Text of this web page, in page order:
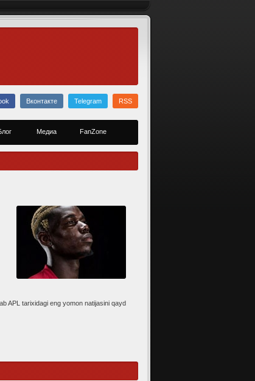
Вконтакте Telegram RSS
Медиа FanZone
APL tarixidagi eng yomon natijasini qayd